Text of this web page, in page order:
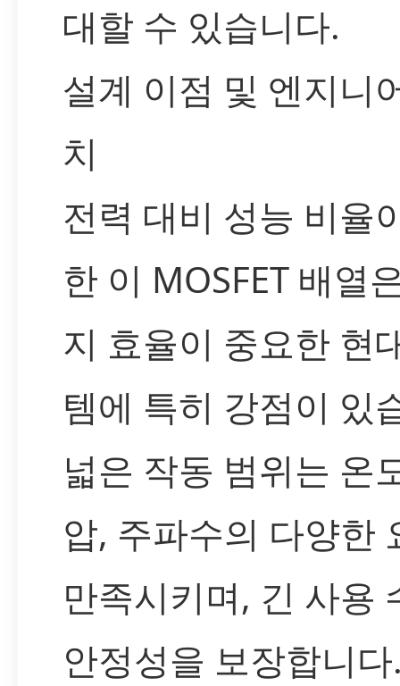
대할 수 있습니다.
설계 이점 및 엔지니
치
전력 대비 성능 비율
한 이 MOSFET 배열
지 효율이 중요한 현
템에 특히 강점이 있
넓은 작동 범위는 온
압, 주파수의 다양한
만족시키며, 긴 사용
안정성을 보장합니